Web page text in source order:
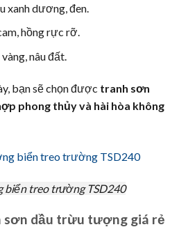
xanh dương, đen.
hồng rực rỡ.
nâu đất.
bạn sẽ chọn được tranh sơn
phong thủy và hài hòa không
biển treo trường TSD240
sơn dầu trừu tượng giá rẻ